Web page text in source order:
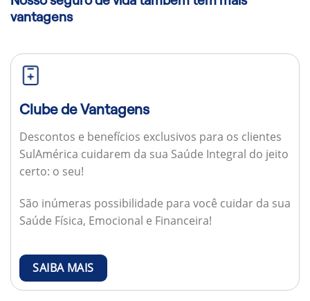
vantagens
Clube de Vantagens
Descontos e benefícios exclusivos para os clientes
SulAmérica cuidarem da sua Saúde Integral do jeito
certo: o seu!
São inúmeras possibilidade para você cuidar da sua
Saúde Física, Emocional e Financeira!
SAIBA MAIS